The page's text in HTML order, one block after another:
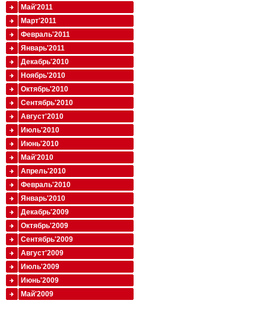
Май'2011
Март'2011
Февраль'2011
Январь'2011
Декабрь'2010
Ноябрь'2010
Октябрь'2010
Сентябрь'2010
Август'2010
Июль'2010
Июнь'2010
Май'2010
Апрель'2010
Февраль'2010
Январь'2010
Декабрь'2009
Октябрь'2009
Сентябрь'2009
Август'2009
Июль'2009
Июнь'2009
Май'2009